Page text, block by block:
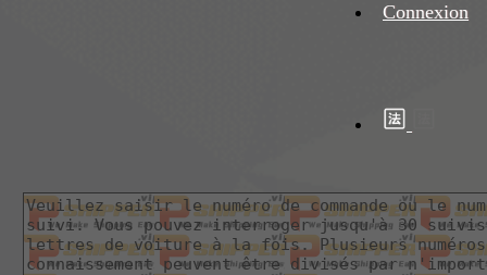
Connexion